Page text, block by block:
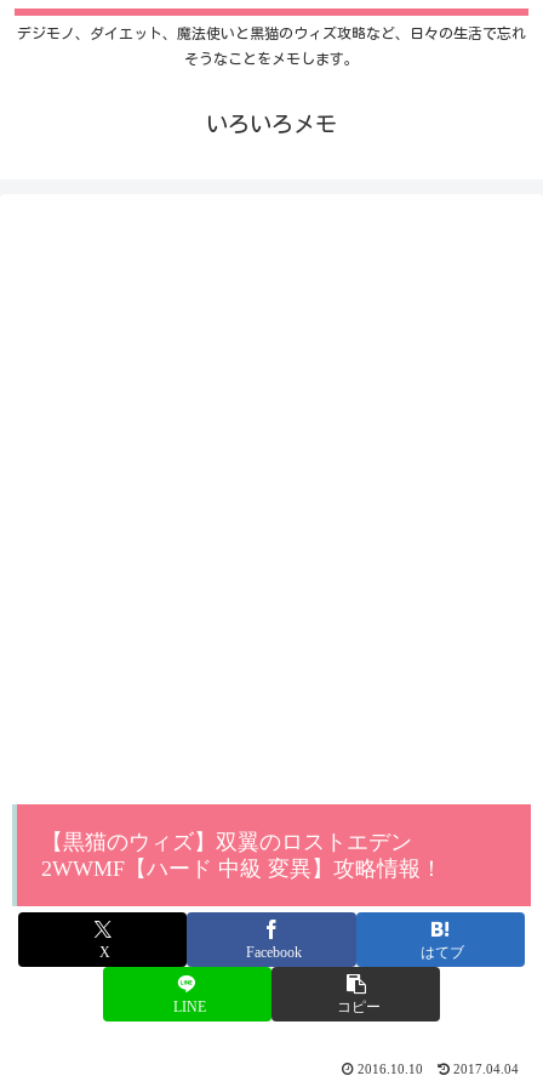
デジモノ、ダイエット、魔法使いと黒猫のウィズ攻略など、日々の生活で忘れ
そうなことをメモします。
いろいろメモ
【黒猫のウィズ】双翼のロストエデン
2WWMF【ハード 中級 変異】攻略情報！
X Facebook はてブ
LINE コピー
2016.10.10 2017.04.04